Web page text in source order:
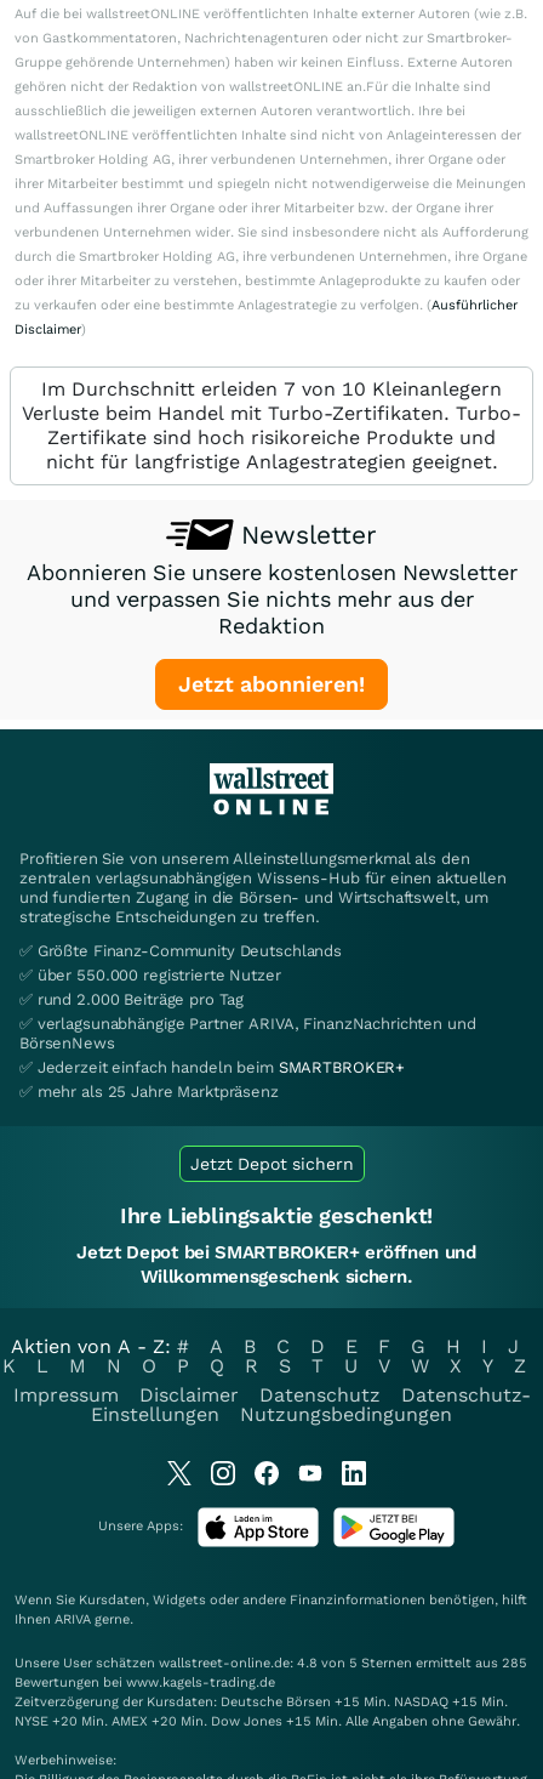
Auf die bei wallstreetONLINE veröffentlichten Inhalte externer Autoren (wie z.B.
von Gastkommentatoren, Nachrichtenagenturen oder nicht zur Smartbroker-
Gruppe gehörende Unternehmen) haben wir keinen Einfluss. Externe Autoren
gehören nicht der Redaktion von wallstreetONLINE an.Für die Inhalte sind
ausschließlich die jeweiligen externen Autoren verantwortlich. Ihre bei
wallstreetONLINE veröffentlichten Inhalte sind nicht von Anlageinteressen der
Smartbroker Holding AG, ihrer verbundenen Unternehmen, ihrer Organe oder
ihrer Mitarbeiter bestimmt und spiegeln nicht notwendigerweise die Meinungen
und Auffassungen ihrer Organe oder ihrer Mitarbeiter bzw. der Organe ihrer
verbundenen Unternehmen wider. Sie sind insbesondere nicht als Aufforderung
durch die Smartbroker Holding AG, ihre verbundenen Unternehmen, ihre Organe
oder ihrer Mitarbeiter zu verstehen, bestimmte Anlageprodukte zu kaufen oder
zu verkaufen oder eine bestimmte Anlagestrategie zu verfolgen. (Ausführlicher
Disclaimer)
Im Durchschnitt erleiden 7 von 10 Kleinanlegern
Verluste beim Handel mit Turbo-Zertifikaten. Turbo-
Zertifikate sind hoch risikoreiche Produkte und
nicht für langfristige Anlagestrategien geeignet.
Newsletter
Abonnieren Sie unsere kostenlosen Newsletter
und verpassen Sie nichts mehr aus der
Redaktion
Jetzt abonnieren!
Profitieren Sie von unserem Alleinstellungsmerkmal als den
zentralen verlagsunabhängigen Wissens-Hub für einen aktuellen
und fundierten Zugang in die Börsen- und Wirtschaftswelt, um
strategische Entscheidungen zu treffen.
✅ Größte Finanz-Community Deutschlands
✅ über 550.000 registrierte Nutzer
✅ rund 2.000 Beiträge pro Tag
✅ verlagsunabhängige Partner ARIVA, FinanzNachrichten und
BörsenNews
✅ Jederzeit einfach handeln beim SMARTBROKER+
✅ mehr als 25 Jahre Marktpräsenz
Jetzt Depot sichern
Ihre Lieblingsaktie geschenkt!
Jetzt Depot bei SMARTBROKER+ eröffnen und
Willkommensgeschenk sichern.
Aktien von A - Z: # A B C D E F G H I
J
K
L M N O P Q R S T U V W X Y
Z
Impressum
Disclaimer Datenschutz
Datenschutz-
Einstellungen
Nutzungsbedingungen
Unsere Apps:
Wenn Sie Kursdaten, Widgets oder andere Finanzinformationen benötigen, hilft
Ihnen ARIVA gerne.
Unsere User schätzen wallstreet-online.de: 4.8 von 5 Sternen ermittelt aus 285
Bewertungen bei www.kagels-trading.de
Zeitverzögerung der Kursdaten: Deutsche Börsen +15 Min. NASDAQ +15 Min.
NYSE +20 Min. AMEX +20 Min. Dow Jones +15 Min. Alle Angaben ohne Gewähr.
Werbehinweise: